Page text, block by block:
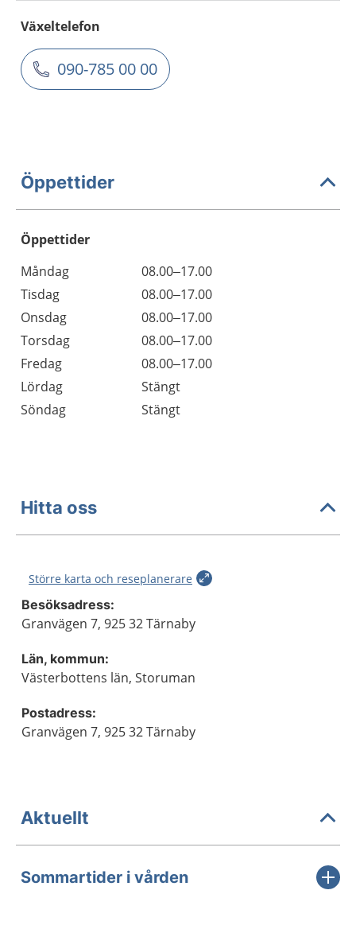
Växeltelefon
090-785 00 00
Öppettider
Öppettider
Dag
Öppettider
Kommentarer
Måndag
08.00–17.00
Tisdag
08.00–17.00
Onsdag
08.00–17.00
Torsdag
08.00–17.00
Fredag
08.00–17.00
Lördag
Stängt
Söndag
Stängt
Hitta oss
Större karta och reseplanerare
Besöksadress:
Granvägen 7, 925 32 Tärnaby
Län, kommun:
Västerbottens län, Storuman
Postadress:
Granvägen 7, 925 32 Tärnaby
Aktuellt
Sommartider i vården